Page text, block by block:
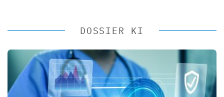
DOSSIER KI